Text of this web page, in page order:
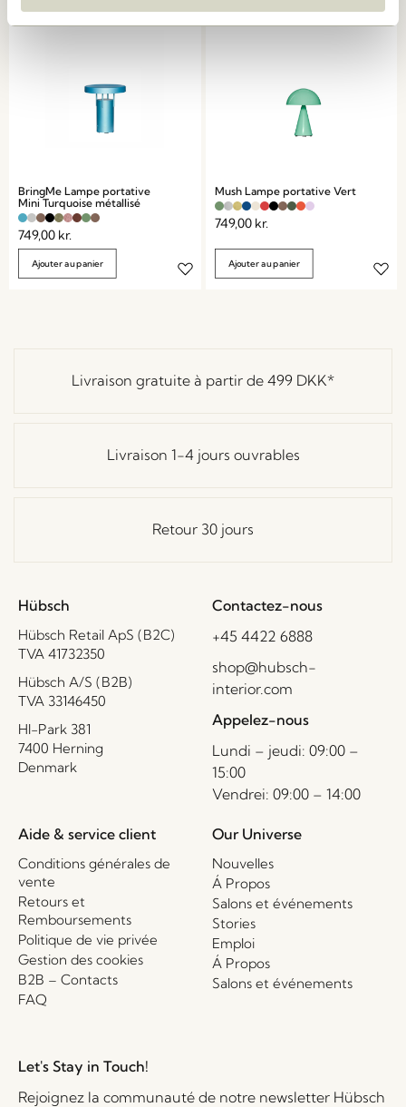
BringMe Lampe portative
Mini Turquoise métallisé
749,00 kr.
Ajouter au panier
Mush Lampe portative Vert
749,00 kr.
Ajouter au panier
Livraison gratuite à partir de 499 DKK*
Livraison 1-4 jours ouvrables
Retour 30 jours
Hübsch
Hübsch Retail ApS (B2C)
TVA 41732350
Hübsch A/S (B2B)
TVA 33146450
HI-Park 381
7400 Herning
Denmark
Contactez-nous
+45 4422 6888
shop@hubsch-
interior.com
Appelez-nous
Lundi – jeudi: 09:00 –
15:00
Vendrei: 09:00 – 14:00
Aide & service client
Conditions générales de
vente
Retours et
Remboursements
Politique de vie privée
Gestion des cookies
B2B – Contacts
FAQ
Our Universe
Nouvelles
Á Propos
Salons et événements
Stories
Emploi
Á Propos
Salons et événements
Let's Stay in Touch!
Rejoignez la communauté de notre newsletter Hübsch